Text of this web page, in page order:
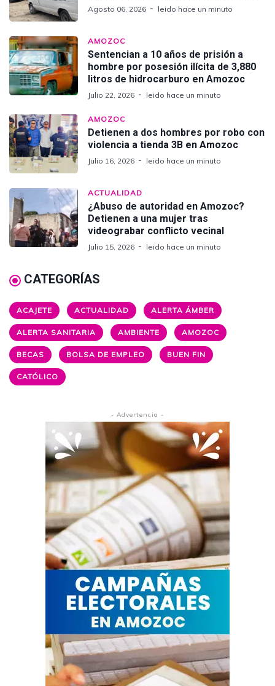
Agosto 06, 2026 leido hace un minuto
AMOZOC
Sentencian a 10 años de prisión a
hombre por posesión ilícita de 3,880
litros de hidrocarburo en Amozoc
Julio 22, 2026 leido hace un minuto
AMOZOC
Detienen a dos hombres por robo con
violencia a tienda 3B en Amozoc
Julio 16, 2026 leido hace un minuto
ACTUALIDAD
¿Abuso de autoridad en Amozoc?
Detienen a una mujer tras
videograbar conflicto vecinal
Julio 15, 2026 leido hace un minuto
CATEGORÍAS
ACAJETE ACTUALIDAD ALERTA ÁMBER
ALERTA SANITARIA AMBIENTE AMOZOC
BECAS BOLSA DE EMPLEO BUEN FIN
CATÓLICO
- Advertencia -